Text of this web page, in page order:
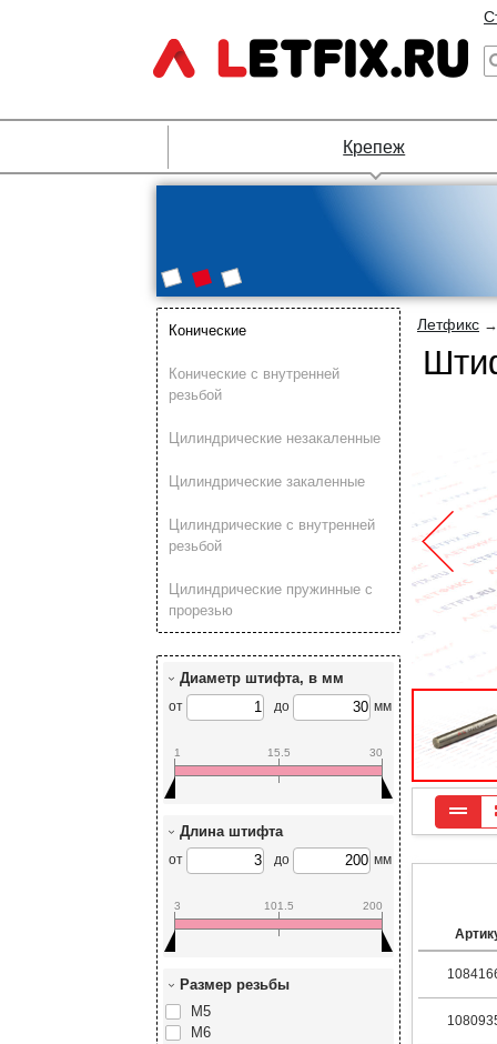
Крепеж
Конические
Конические с внутренней
резьбой
Цилиндрические незакаленные
Цилиндрические закаленные
Цилиндрические с внутренней
резьбой
Цилиндрические пружинные с
прорезью
Диаметр штифта, в мм
от до мм
1 15.5 30
Длина штифта
от до мм
3 101.5 200
Размер резьбы
М5
М6
Летфикс